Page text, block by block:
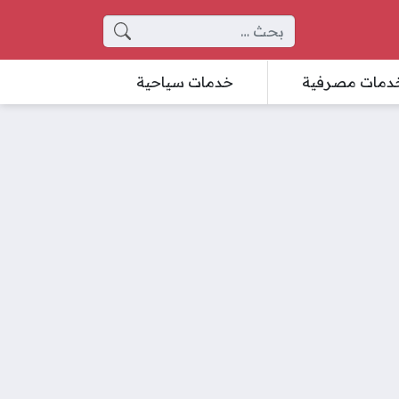
البحث عن:
مصرفية خدمات سياحية